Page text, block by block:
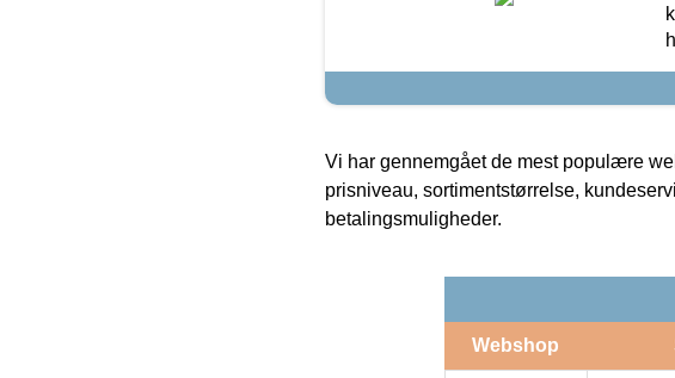
Vi har gennemgået de mest populære
prisniveau, sortimentstørrelse,
betalingsmuligheder.
Webshop